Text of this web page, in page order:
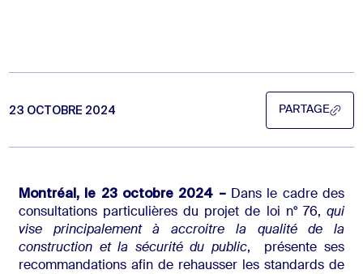
23 OCTOBRE 2024 PARTAGE
PARTAGE
Montréal, le 23 octobre 2024 – Dans le cadre des
consultations particulières du projet de loi n° 76, qui
vise principalement à accroitre la qualité de la
construction et la sécurité du public, présente ses
recommandations afin de rehausser les standards de